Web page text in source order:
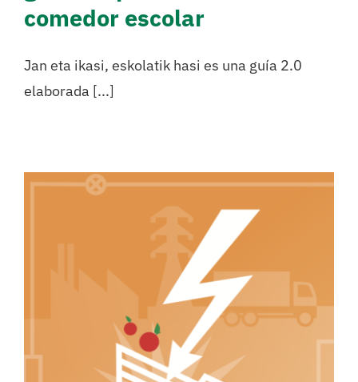
comedor escolar
Jan eta ikasi, eskolatik hasi es una guía 2.0
elaborada [...]
La compra pública
alimentària de l’Estat:
una oportunitat per als
mercats locals.